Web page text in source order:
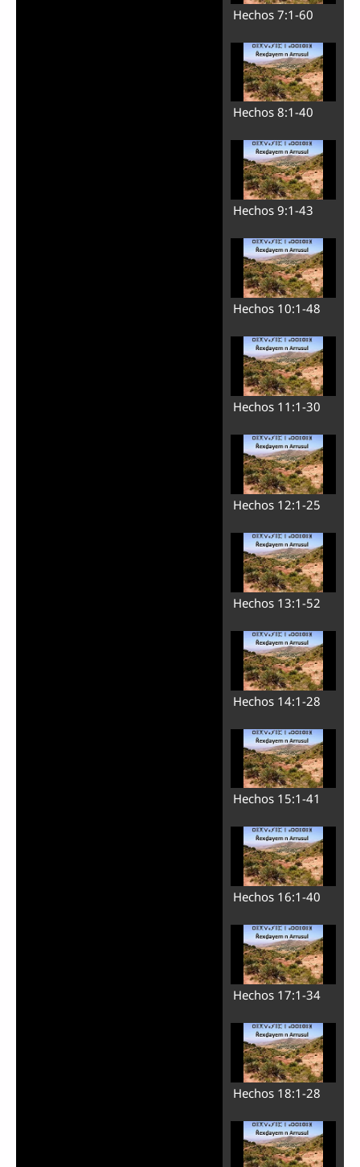
Hechos 7:1-60
Hechos 8:1-40
Hechos 9:1-43
Hechos 10:1-48
Hechos 11:1-30
Hechos 12:1-25
Hechos 13:1-52
Hechos 14:1-28
Hechos 15:1-41
Hechos 16:1-40
Hechos 17:1-34
Hechos 18:1-28